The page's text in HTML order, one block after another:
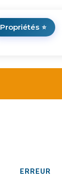
Propriétés ⭐
ERREUR